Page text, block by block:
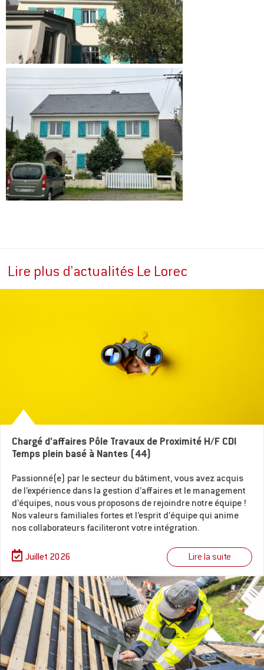
Lire plus d'actualités Le Lorec
Chargé d’affaires Pôle Travaux de Proximité H/F CDI
Temps plein basé à Nantes (44)
Passionné(e) par le secteur du bâtiment, vous avez acquis
de l’expérience dans la gestion d’affaires et le management
d’équipes, nous vous proposons de rejoindre notre équipe !
Nos valeurs familiales fortes et l’esprit d’équipe qui anime
nos collaborateurs faciliteront votre intégration.
Juillet 2026 Lire la suite